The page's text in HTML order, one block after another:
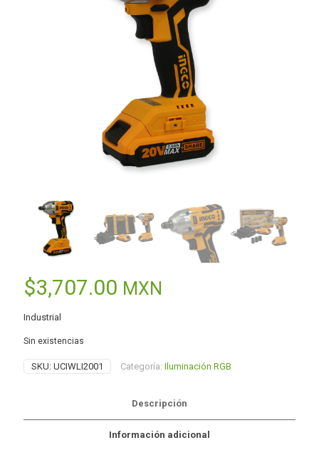
$3,707.00 MXN
Industrial
Sin existencias
SKU: UCIWLI2001 Categoría: Iluminación RGB
Descripción
Información adicional